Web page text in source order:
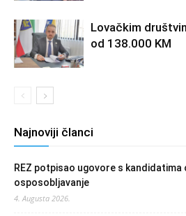
Lovačkim
od 138.000 KM
Najnoviji članci
REZ potpisao ugovore s
osposobljavanje
4. Augusta 2026.